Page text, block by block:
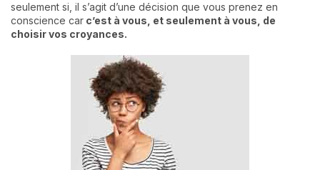
seulement si, il s’agit d’une décision que vous prenez en
conscience car c’est à vous, et seulement à vous, de
choisir vos croyances.